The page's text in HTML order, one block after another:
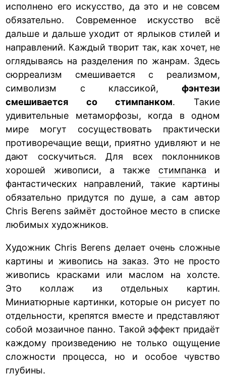
исполнено его искусство, да это и не совсем
обязательно. Современное искусство всё
дальше и дальше уходит от ярлыков стилей и
направлений. Каждый творит так, как хочет, не
оглядываясь на разделения по жанрам. Здесь
сюрреализм смешивается с реализмом,
символизм с классикой, фэнтези
смешивается со стимпанком. Такие
удивительные метаморфозы, когда в одном
мире могут сосуществовать практически
противоречащие вещи, приятно удивляют и не
дают соскучиться. Для всех поклонников
хорошей живописи, а также стимпанка и
фантастических направлений, такие картины
обязательно придутся по душе, а сам автор
Chris Berens займёт достойное место в списке
любимых художников.
Художник Chris Berens делает очень сложные
картины и живопись на заказ. Это не просто
живопись красками или маслом на холсте.
Это коллаж из отдельных картин.
Миниатюрные картинки, которые он рисует по
отдельности, крепятся вместе и представляют
собой мозаичное панно. Такой эффект придаёт
каждому произведению не только ощущение
сложности процесса, но и особое чувство
глубины.